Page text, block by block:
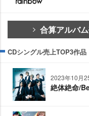
合算アルバ
CDシングル売上TOP3作品
2023年10月
絶体絶命/